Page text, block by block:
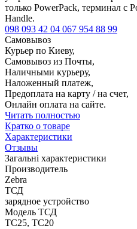
только PowerPack, терминал с
Handle.
098 093 42 04 067 954 88 99
Самовывоз
Курьер по Киеву,
Самовывоз из Почты,
Наличными курьеру,
Наложенный платеж,
Предоплата на карту / на счет,
Онлайн оплата на сайте.
Читать полностью
Кратко о товаре
Характеристики
Отзывы
Загальні характеристики
Производитель
Zebra
ТСД
зарядное устройство
Модель ТСД
TC25, TC20